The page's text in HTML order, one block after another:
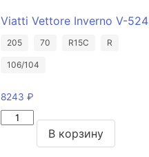
Viatti Vettore Inverno V-524
205 70 R15C R
106/104
8243 ₽
Количество
В корзину